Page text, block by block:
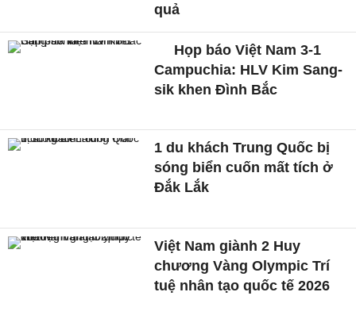
quả
Họp báo Việt Nam 3-1
Campuchia: HLV Kim Sang-
sik khen Đình Bắc
1 du khách Trung Quốc bị
sóng biển cuốn mất tích ở
Đắk Lắk
Việt Nam giành 2 Huy
chương Vàng Olympic Trí
tuệ nhân tạo quốc tế 2026